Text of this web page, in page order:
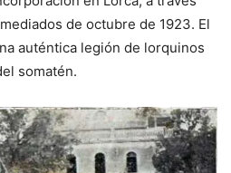
de octubre de 1923. El
auténtica legión de lorquinos
somatén.